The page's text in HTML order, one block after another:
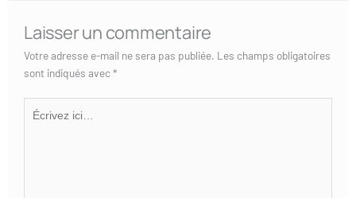
Laisser un commentaire
Votre adresse e-mail ne sera pas publiée. Les champs obligatoires
sont indiqués avec*
ici…